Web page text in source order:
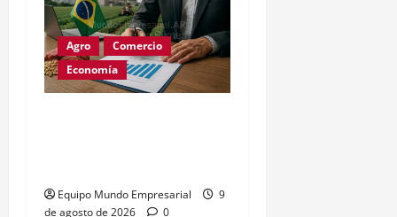
Agro
Comercio
Economía
Equipo Mundo Empresarial
9
de agosto de 2026
0